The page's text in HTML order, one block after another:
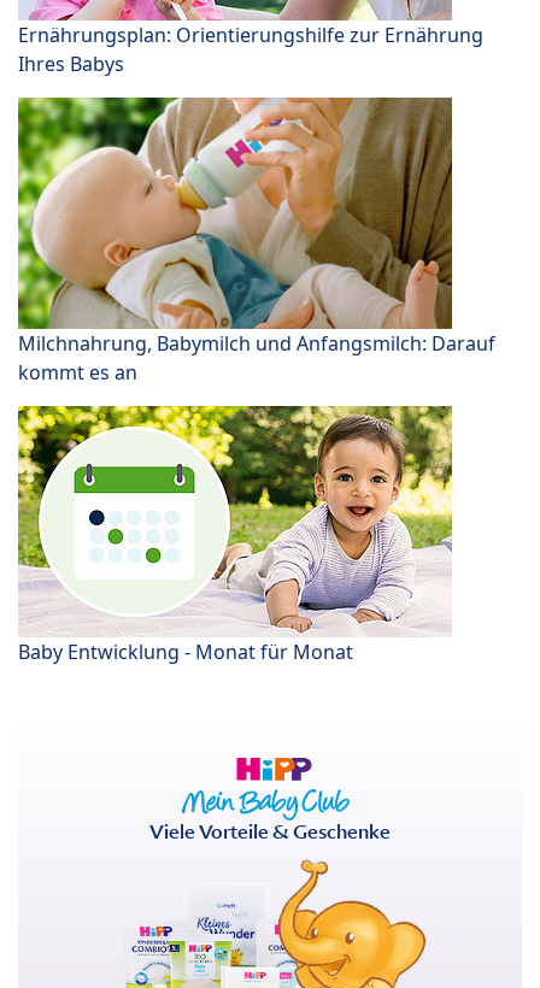
Ernährungsplan: Orientierungshilfe zur Ernährung
Ihres Babys
Milchnahrung, Babymilch und Anfangsmilch: Darauf
kommt es an
Baby Entwicklung - Monat für Monat
Viele Vorteile & Geschenke